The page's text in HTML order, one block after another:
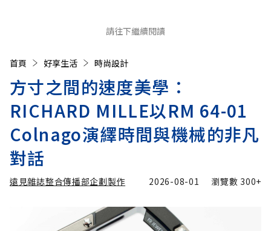
請往下繼續閱讀
首頁 好享生活 時尚設計
方寸之間的速度美學：
RICHARD MILLE以RM 64-01
Colnago演繹時間與機械的非凡
對話
遠見雜誌整合傳播部企劃製作 2026-08-01 瀏覽數 300+